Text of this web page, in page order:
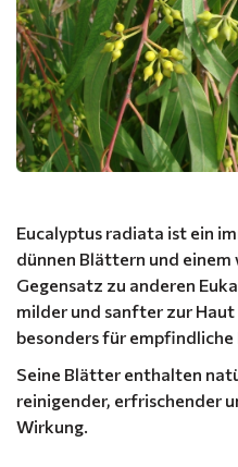
Eucalyptus radiata ist ein
dünnen Blättern und
Gegensatz zu anderen
milder und sanfter zur
besonders für empfindliche
Seine Blätter enthalten
reinigender, erfrischender
Wirkung.